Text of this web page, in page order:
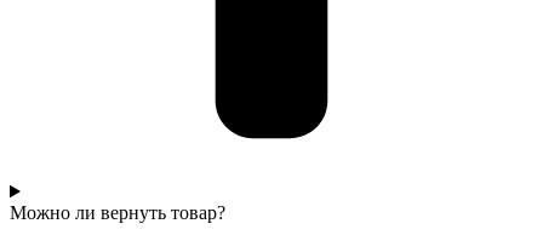
Можно ли вернуть товар?